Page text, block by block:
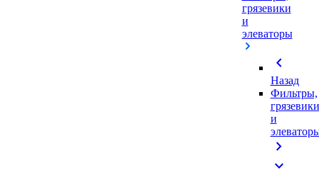
грязевики
и
элеваторы
chevron_left
Назад
Фильтры,
грязевики
и
chevron_right